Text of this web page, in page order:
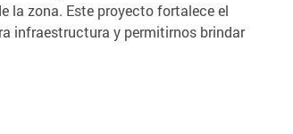
la zona. Este proyecto fortalece el
infraestructura y permitirnos brindar